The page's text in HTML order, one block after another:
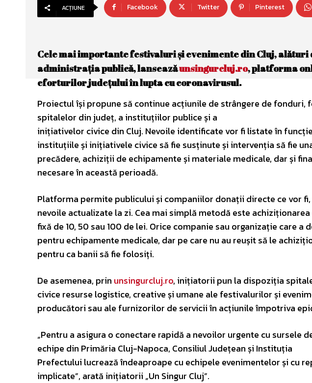
ACȚIUNE Facebook Twitter Pinterest
Cele mai importante festivaluri și evenimente din Cluj, alături
administrația publică, lanseazăunsingurcluj.ro, platforma
eforturilor județului în lupta cu coronavirusul.
Proiectul își propune să continue acțiunile de strângere de fonduri,
spitalelor din județ, a instituțiilor publice și a
inițiativelor civice din Cluj. Nevoile identificate vor fi listate în
instituțiile și inițiativele civice să fie susținute și intervenția să fie
precădere, achiziții de echipamente și materiale medicale, dar și
necesare în această perioadă.
Platforma permite publicului și companiilor donații directe ce vor
nevoile actualizate la zi. Cea mai simplă metodă este
fixă de 10, 50 sau 100 de lei. Orice companie sau organizație care
pentru echipamente medicale, dar pe care nu au reușit să le
pentru ca banii să fie folosiți.
De asemenea, prin unsingurcluj.ro, inițiatorii pun la dispoziția
civice resurse logistice, creative și umane ale festivalurilor și
producători sau ale furnizorilor de servicii în acțiunile împotriva
„Pentru a asigura o conectare rapidă a nevoilor urgente cu sursele
echipe din Primăria Cluj-Napoca, Consiliul Județean și Instituția
Prefectului lucrează îndeaproape cu echipele evenimentelor și cu
implicate”, arată inițiatorii „Un Singur Cluj”.